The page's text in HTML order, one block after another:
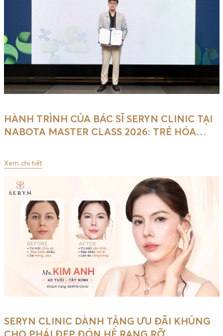
HÀNH TRÌNH CỦA BÁC SĨ SERYN CLINIC TẠI
NABOTA MASTER CLASS 2026: TRẺ HÓA…
Xem chi tiết
SERYN CLINIC DÀNH TẶNG ƯU ĐÃI KHỦNG